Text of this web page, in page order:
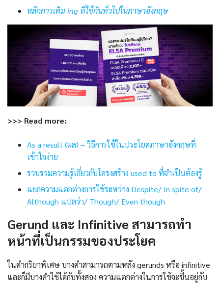
หลักการเติม ing ที่ใช้กันทั่วไปในภาษาอังกฤษ
>>> Read more:
As a result (ผล) – วิธีการใช้ในประโยคภาษาอังกฤษที่
เข้าใจง่าย
รวบรวมความรู้เกี่ยวกับโครงสร้าง used to ที่จำเป็นต้องรู้
แยกความแตกต่างการใช้ระหว่าง Despite/ In spite of/
Although แปลว่า/ Though/ Even though
Gerund และ Infinitive สามารถทำ
หน้าที่เป็นกรรมของประโยค
ในคำกริยาพิเศษ บางคำสามารถตามหลัง gerunds หรือ infinitive
และก็มีบางคำใช้ได้กับทั้งสอง ความแตกต่างในการใช้จะขึ้นอยู่กับ